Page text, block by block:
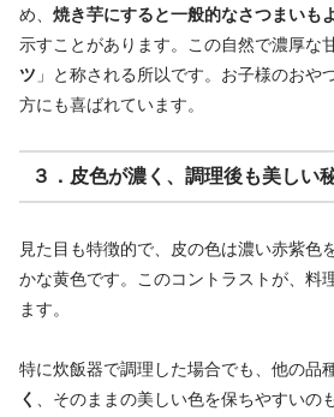
め、 焼き芋にすると一般的なさつまいも
示すことがあります。この自然で濃厚な
ツ 」と称される所以です。お子様のおや
方にも喜ばれています。
３．皮色が濃く、調理後も美しい
見た目も特徴的で、皮の色は濃い赤紫色
かな黄色です。このコントラストが、料
ます。
特に炊飯器で調理した場合でも、他の品
く
、そのままの美しい色を保ちやすいの